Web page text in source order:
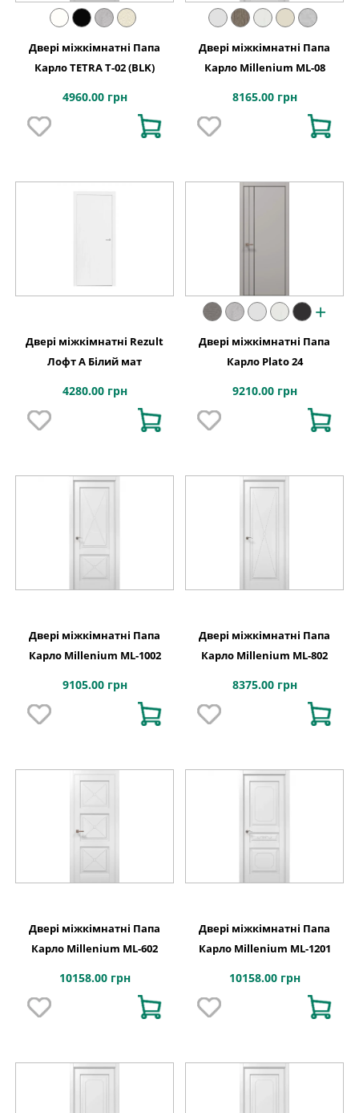
Двері міжкімнатні Папа
Карло TETRA Т-02 (BLK)
4960.00 грн
Двері міжкімнатні Папа
Карло Millenium ML-08
8165.00 грн
Двері міжкімнатні Rezult
Лофт А Білий мат
4280.00 грн
+
Двері міжкімнатні Папа
Карло Plato 24
9210.00 грн
Двері міжкімнатні Папа
Карло Millenium ML-1002
9105.00 грн
Двері міжкімнатні Папа
Карло Millenium ML-802
8375.00 грн
Двері міжкімнатні Папа
Карло Millenium ML-602
10158.00 грн
Двері міжкімнатні Папа
Карло Millenium ML-1201
10158.00 грн